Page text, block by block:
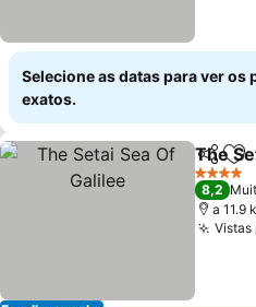
Selecione as datas para ver os
exatos.
The
4 Estrelas
8,2
a 11.9
Vistas